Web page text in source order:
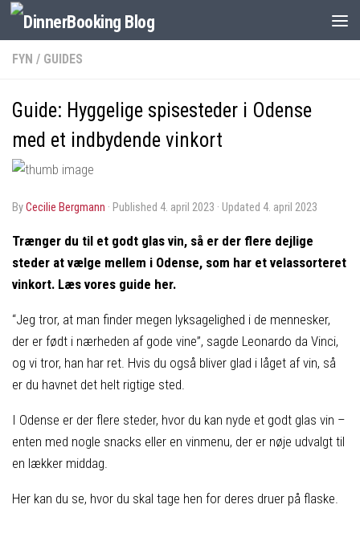
FYN / GUIDES
Guide: Hyggelige spisesteder i Odense
med et indbydende vinkort
byCecilie Bergmann · Published 4. april 2023 · Updated 4. april 2023
Trænger du til et godt glas vin, så er der flere dejlige
steder at vælge mellem i Odense, som har et velassorteret
vinkort. Læs vores guide her.
“Jeg tror, at man finder megen lyksagelighed i de mennesker,
der er født i nærheden af gode vine”, sagde Leonardo da Vinci,
og vi tror, han har ret. Hvis du også bliver glad i låget af vin, så
er du havnet det helt rigtige sted.
I Odense er der flere steder, hvor du kan nyde et godt glas vin –
enten med nogle snacks eller en vinmenu, der er nøje udvalgt til
en lækker middag.
Her kan du se, hvor du skal tage hen for deres druer på flaske.